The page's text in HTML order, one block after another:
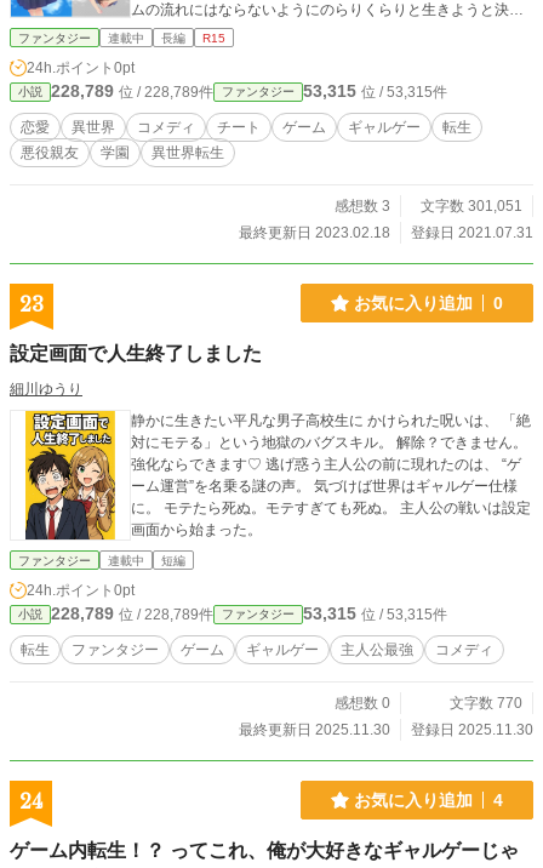
ムの流れにはならないようにのらりくらりと生きようと決意
するのだが……。 いつでもトラブルがエンカウント物語の開
ました！
ファンタジー 連載中 長編 R15
24h.ポイント 0pt
小説 228,789 位 / 228,789件 ファンタジー 53,315 位 / 53,315件
恋愛 異世界 コメディ チート ゲーム ギャルゲー
転生
悪役親友
学園 異世界転生
感想数 3
文字数 301,051
最終更新日 2023.02.18
登録日 2021.07.31
23 お気に入り追加 0
設定画面で人生終了しました
細川ゆうり
静かに生きたい平凡な男子高校生に かけられた呪いは、 「絶
対にモテる」という地獄のバグスキル。 解除？できません。
強化ならできます♡ 逃げ惑う主人公の前に現れたのは、 “ゲ
ーム運営”を名乗る謎の声。 気づけば世界はギャルゲー仕様
に。 モテたら死ぬ。モテすぎても死ぬ。 主人公の戦いは設定
画面から始まった。
ファンタジー 連載中 短編
24h.ポイント 0pt
小説 228,789 位 / 228,789件 ファンタジー 53,315 位 / 53,315件
転生 ファンタジー ゲーム ギャルゲー 主人公最強 コメディ
感想数 0
文字数 770
最終更新日 2025.11.30
登録日 2025.11.30
24 お気に入り追加 4
ゲーム内転生！？ ってこれ、俺が大好きなギャルゲーじゃ